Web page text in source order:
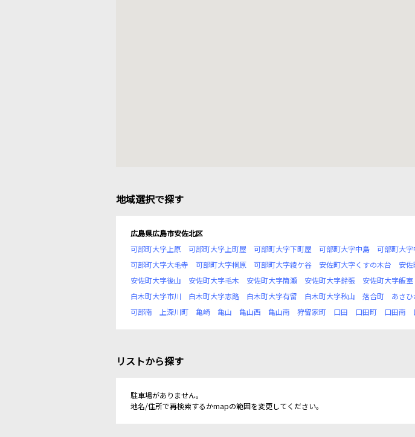
地域選択で探す
広島県広島市安佐北区
可部町大字上原
可部町大字上町屋 可部町大字下町屋 可部町大字中島 可部町大字
可部町大字大毛寺
可部町大字桐原 可部町大字綾ケ谷 安佐町大字くすの木台 安
安佐町大字後山
安佐町大字毛木 安佐町大字筒瀬 安佐町大字鈴張 安佐町大字飯室
白木町大字市川
白木町大字志路 白木町大字有留 白木町大字秋山 落合町 あさ
可部南
上深川町 亀崎 亀山 亀山西 亀山南 狩留家町 口田 口田町 口田南
リストから探す
駐車場がありません。
地名/住所で再検索するかmapの範囲を変更してください。